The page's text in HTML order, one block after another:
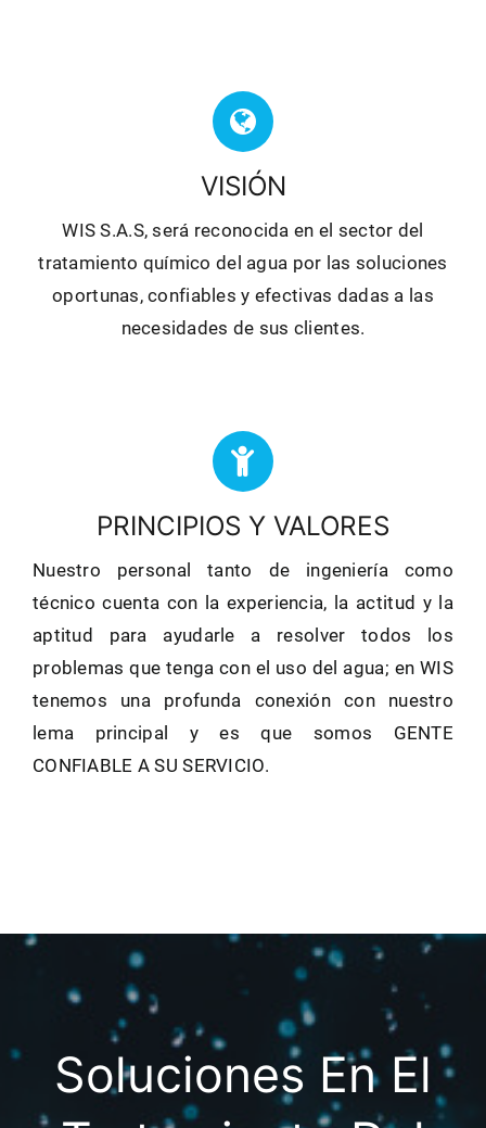
VISIÓN
WIS S.A.S, será reconocida en el sector del
tratamiento químico del agua por las soluciones
oportunas, confiables y efectivas dadas a las
necesidades de sus clientes.
PRINCIPIOS Y VALORES
Nuestro personal tanto de ingeniería
como
técnico cuenta con la experiencia, la actitud y
la
aptitud
para ayudarle a resolver todos
los
problemas que tenga con el uso del agua; en WIS
tenemos una profunda conexión con nuestro
lema principal y
es que somos
GENTE
CONFIABLE A SU SERVICIO.
Soluciones En El